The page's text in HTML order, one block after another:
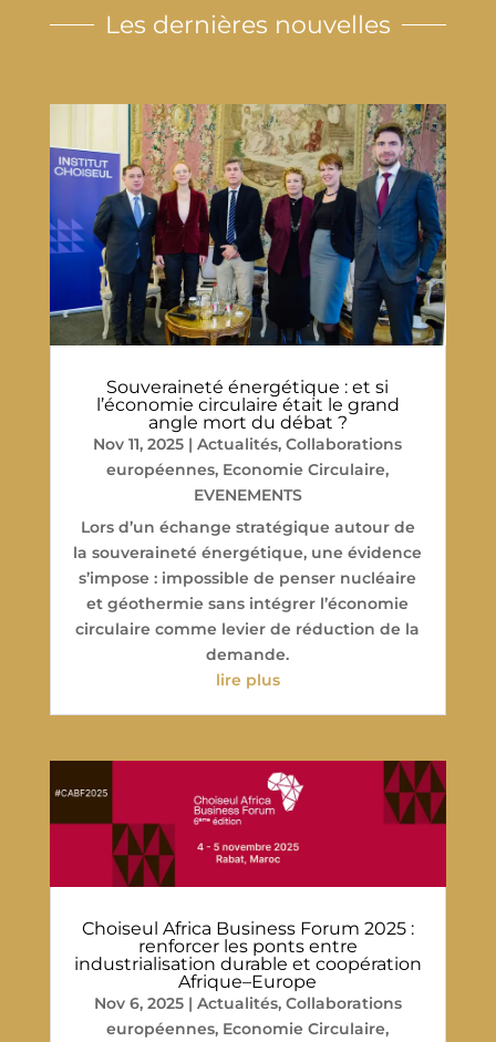
Les dernières nouvelles
Souveraineté énergétique : et si
l’économie circulaire était le grand
angle mort du débat ?
Nov 11, 2025 |Actualités,Collaborations
européennes, Economie Circulaire,
EVENEMENTS
Lors d’un échange stratégique autour de
la souveraineté énergétique, une évidence
s’impose : impossible de penser nucléaire
et géothermie sans intégrer l’économie
circulaire comme levier de réduction de la
demande.
lire plus
Choiseul Africa Business Forum 2025 :
renforcer les ponts entre
industrialisation durable et coopération
Afrique–Europe
Nov 6, 2025| Actualités, Collaborations
européennes, Economie Circulaire,